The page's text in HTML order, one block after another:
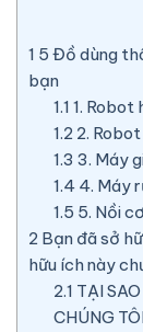
1 5 Đồ dùng
bạn
1.1 1. Robot
1.22.
1.3 3. Máy
1.44. Máy
1.5 5. Nồi
2 Bạn đã sở
hữu ích này
2.1 TẠI
CHÚNG